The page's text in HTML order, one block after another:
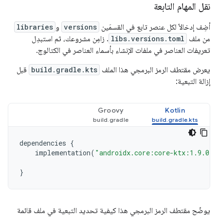
نقل المهام التابعة
أضِف إدخالاً لكل عنصر تابع في القسمَين versions و libraries
من ملف libs.versions.toml . زامِن مشروعك، ثم استبدِل
تعريفات العناصر في ملفات الإنشاء بأسماء العناصر في الكتالوج.
يعرض مقتطف الرمز البرمجي هذا الملف build.gradle.kts قبل
إزالة التبعية:
Kotlin
Groovy
dependencies {
implementation( "androidx.core:core-ktx:1.9.0"
}
يوضّح مقتطف الرمز البرمجي هذا كيفية تحديد التبعية في ملف قائمة